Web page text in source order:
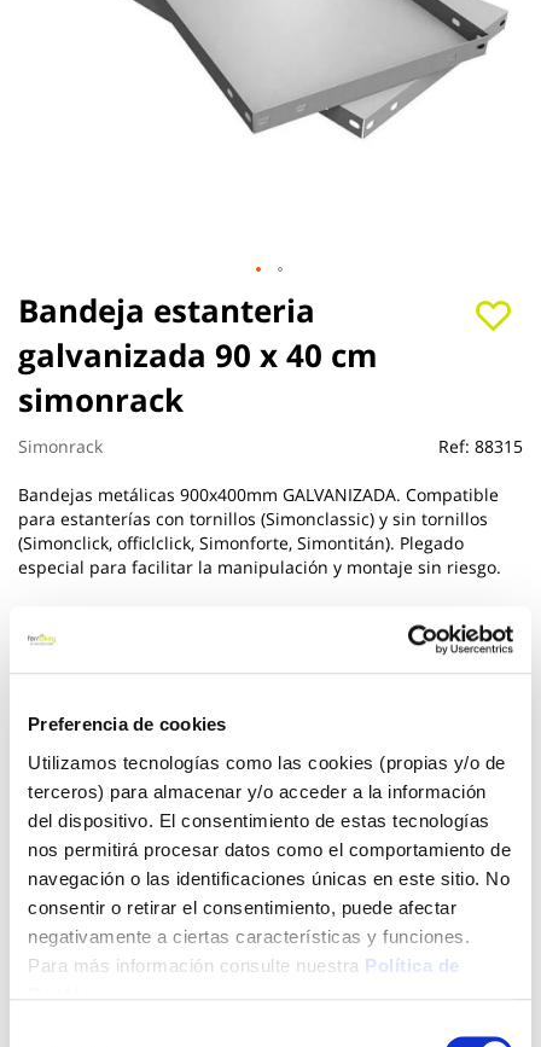
Preferencia de cookies
Utilizamos tecnologías como las cookies (propias y/o de
terceros) para almacenar y/o acceder a la información
del dispositivo. El consentimiento de estas tecnologías
nos permitirá procesar datos como el comportamiento de
navegación o las identificaciones únicas en este sitio. No
consentir o retirar el consentimiento, puede afectar
negativamente a ciertas características y funciones.
Para más información consulte nuestra Política de
Bandeja estanteria
galvanizada 90 x 40 cm
simonrack
Simonrack Ref: 88315
Bandejas metálicas 900x400mm GALVANIZADA. Compatible
para estanterías con tornillos (Simonclassic) y sin tornillos
(Simonclick, officlclick, Simonforte, Simontitán). Plegado
especial para facilitar la manipulación y montaje sin riesgo.
9,52 €
Añadir al carrito
Click&Collect - Recogida gratis
en nuestras tiendas
5 días hábiles
Saltar
al
comienzo
de
la
galería
de